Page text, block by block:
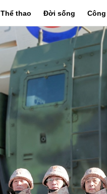
Thể thao Đời sống